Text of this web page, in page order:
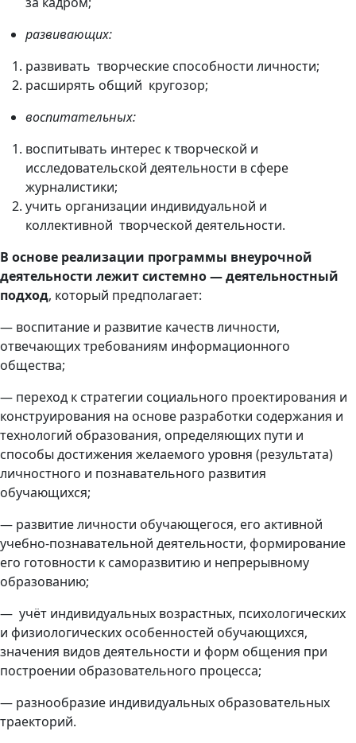
развивающих:
развивать творческие способности личности;
расширять общий кругозор;
воспитательных:
воспитывать интерес к творческой и
исследовательской деятельности в сфере
журналистики;
учить организации индивидуальной и
коллективной творческой деятельности.
В основе реализации программы внеурочной
деятельности лежит системно — деятельностный
подход, который предполагает:
— воспитание и развитие качеств личности,
отвечающих требованиям информационного
общества;
— переход к стратегии социального проектирования и
конструирования на основе разработки содержания и
технологий образования, определяющих пути и
способы достижения желаемого уровня (результата)
личностного и познавательного развития
обучающихся;
— развитие личности обучающегося, его активной
учебно-познавательной деятельности, формирование
его готовности к саморазвитию и непрерывному
образованию;
— учёт индивидуальных возрастных, психологических
и физиологических особенностей обучающихся,
значения видов деятельности и форм общения при
построении образовательного процесса;
— разнообразие индивидуальных образовательных
траекторий.